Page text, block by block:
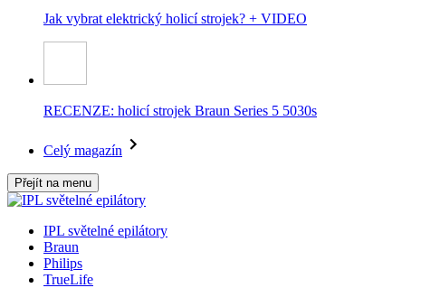
Jak vybrat elektrický holicí strojek? + VIDEO
RECENZE: holicí strojek Braun Series 5 5030s
Celý magazín
Přejít na menu
IPL světelné epilátory
Braun
Philips
TrueLife